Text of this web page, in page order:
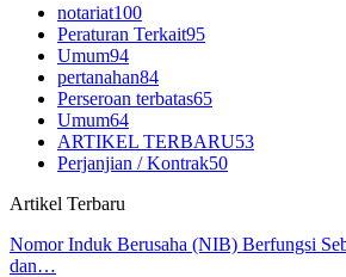
notariat100
Peraturan Terkait95
Umum94
pertanahan84
Perseroan terbatas65
Umum64
ARTIKEL TERBARU53
Perjanjian / Kontrak50
Artikel Terbaru
Nomor Induk Berusaha (NIB) Berfungsi
dan…